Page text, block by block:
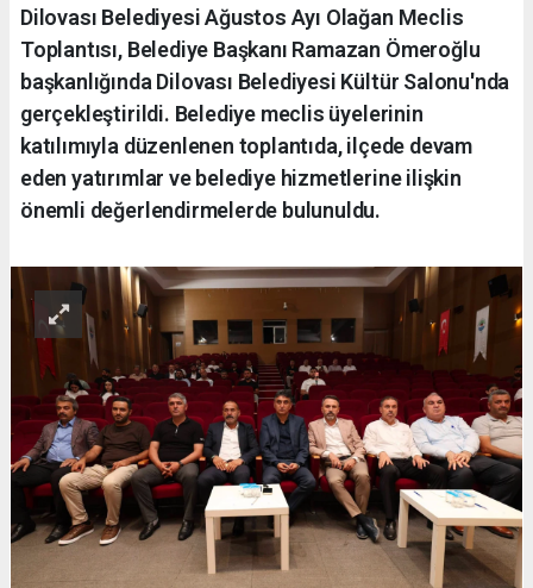
Dilovası Belediyesi Ağustos Ayı Olağan Meclis
Toplantısı, Belediye Başkanı Ramazan Ömeroğlu
başkanlığında Dilovası Belediyesi Kültür Salonu'nda
gerçekleştirildi. Belediye meclis üyelerinin
katılımıyla düzenlenen toplantıda, ilçede devam
eden yatırımlar ve belediye hizmetlerine ilişkin
önemli değerlendirmelerde bulunuldu.